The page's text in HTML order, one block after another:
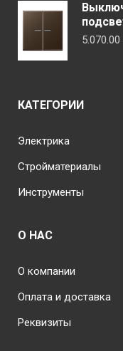
5.070.00
КАТЕГОРИИ
Электрика
Стройматериалы
Инструменты
О НАС
О компании
Оплата и доставка
Реквизиты